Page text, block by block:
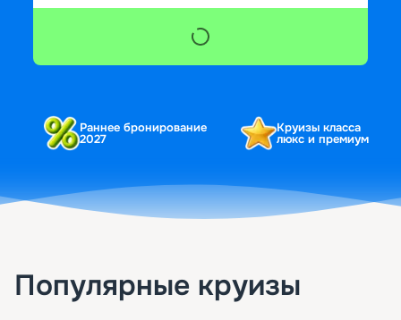
Раннее бронирование
2027
Круизы класса
люкс и премиум
Популярные круизы